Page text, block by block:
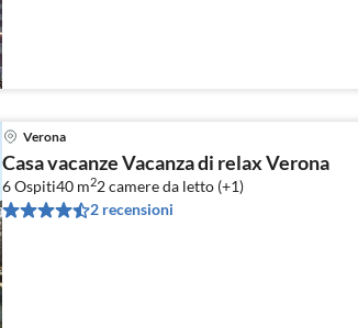
Verona
Casa vacanze Vacanza di relax Verona
6 Ospiti40 m22camere da letto (+1)
2 recensioni